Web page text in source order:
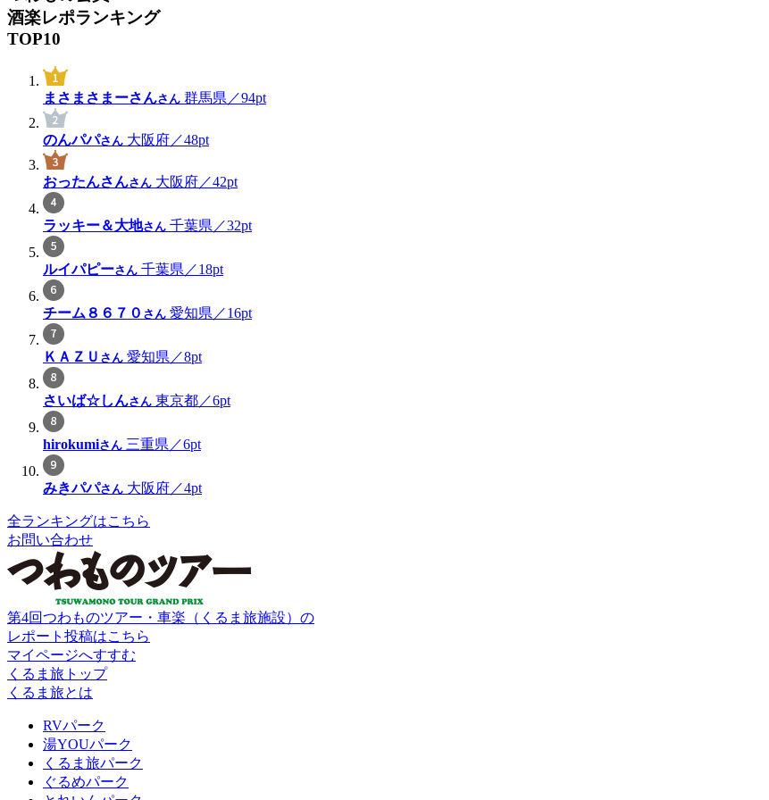
酒楽レポランキング
TOP10
まさまさまーさんさん 群馬県／94pt
のんパパさん 大阪府／48pt
おったんさんさん 大阪府／42pt
ラッキー＆大地さん 千葉県／32pt
ルイパピーさん 千葉県／18pt
チーム８６７０ さん 愛知県／16pt
ＫＡＺＵ さん 愛知県／8pt
さいば☆しんさん 東京都／6pt
hirokumiさん 三重県／6pt
みきパパさん 大阪府／4pt
全ランキングはこちら
お問い合わせ
第4回つわものツアー・車楽（くるま旅施設）の
レポート投稿はこちら
マイページへすすむ
くるま旅トップ
くるま旅とは
RVパーク
湯YOUパーク
くるま旅パーク
ぐるめパーク